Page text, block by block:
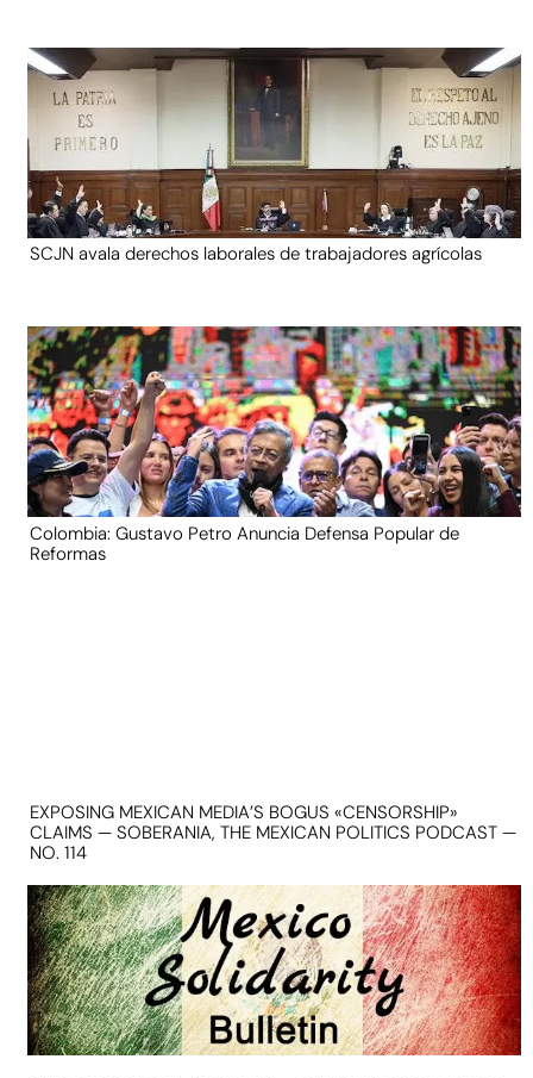
SCJN avala derechos laborales de trabajadores agrícolas
Colombia: Gustavo Petro Anuncia Defensa Popular de
Reformas
EXPOSING MEXICAN MEDIA’S BOGUS «CENSORSHIP»
CLAIMS — SOBERANIA, THE MEXICAN POLITICS PODCAST —
NO. 114